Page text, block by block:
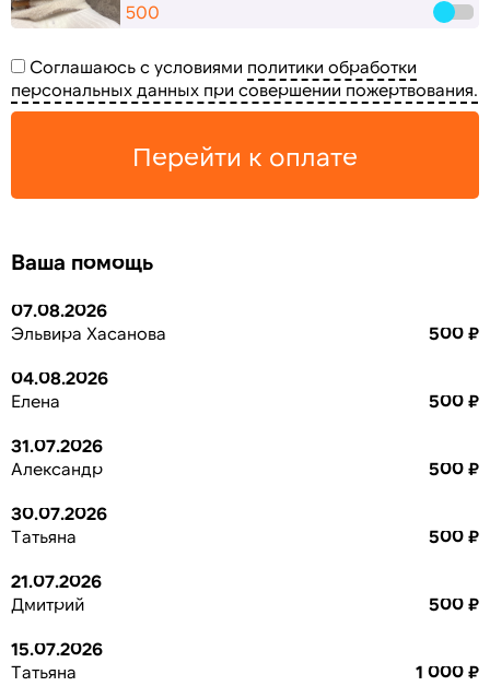
500
Соглашаюсь с условиями политики обработки
персональных данных при совершении пожертвования.
Перейти к оплате
Ваша помощь
07.08.2026
Эльвира Хасанова
500 ₽
04.08.2026
Елена
500 ₽
31.07.2026
Александр
500 ₽
30.07.2026
Татьяна
500 ₽
21.07.2026
Дмитрий
500 ₽
15.07.2026
Татьяна
1 000 ₽